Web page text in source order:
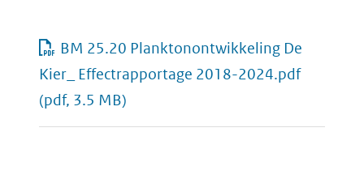
BM 25.20 Planktonontwikkeling De
Kier_ Effectrapportage 2018-2024.pdf
(pdf, 3.5 MB)